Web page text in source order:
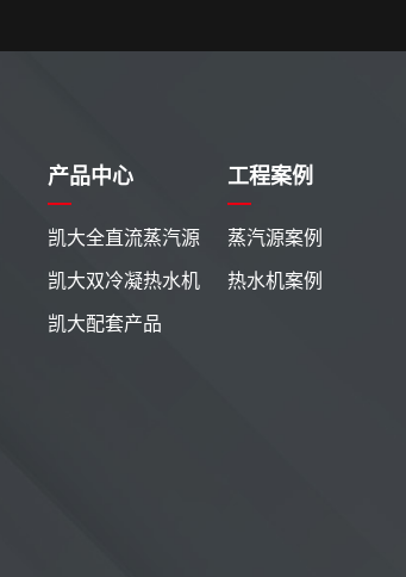
产品中心
凯大全直流蒸汽源
凯大双冷凝热水机
凯大配套产品
工程案例
蒸汽源案例
热水机案例